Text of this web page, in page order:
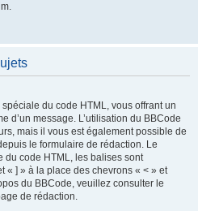
du code HTML, vous offrant un
d’un message. L’utilisation du BBCode
mais il vous est également possible de
le formulaire de rédaction. Le
du code HTML, les balises sont
« ] » à la place des chevrons « < » et
du BBCode, veuillez consulter le
de rédaction.